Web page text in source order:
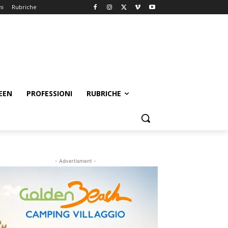
Rubriche
PROFESSIONI RUBRICHE
- Advertisment -